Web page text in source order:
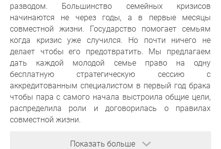
Показать больше
разводом. Большинство семейных кризисов
начинаются не через годы, а в первые месяцы
совместной жизни. Государство помогает семьям
когда кризис уже случился. Но почти ничего не
делает чтобы его предотвратить. Мы предлагаем
дать каждой молодой семье право на одну
бесплатную стратегическую сессию с
аккредитованным специалистом в первый год брака
чтобы пара с самого начала выстроила общие цели,
распределила роли и договорилась о правилах
совместной жизни.